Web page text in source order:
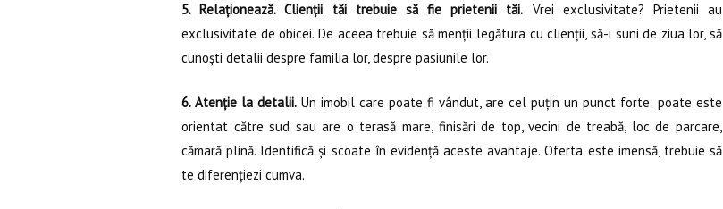
5. Relaționează. Clienții tăi trebuie să fie prietenii tăi. Vrei exclusivitate? Prietenii au
exclusivitate de obicei. De aceea trebuie să menții legătura cu clienții, să-i suni de ziua lor, să
cunoști detalii despre familia lor, despre pasiunile lor.
6. Atenție la detalii. Un imobil care poate fi vândut, are cel puțin un punct forte: poate este
orientat către sud sau are o terasă mare, finisări de top, vecini de treabă, loc de parcare,
cămară plină. Identifică și scoate în evidență aceste avantaje. Oferta este imensă, trebuie să
te diferențiezi cumva.